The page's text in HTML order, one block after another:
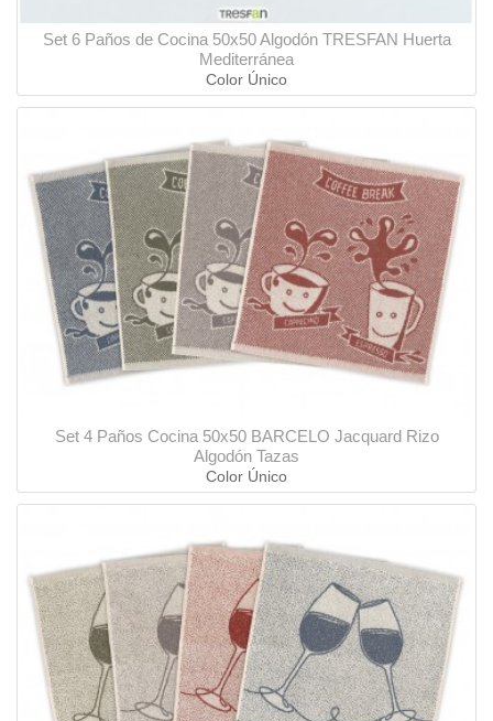
Set 6 Paños de Cocina 50x50 Algodón TRESFAN Huerta
Mediterránea
Color Único
Set 4 Paños Cocina 50x50 BARCELO Jacquard Rizo
Algodón Tazas
Color Único